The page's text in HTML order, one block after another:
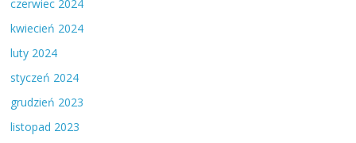
czerwiec 2024
kwiecień 2024
luty 2024
styczeń 2024
grudzień 2023
listopad 2023